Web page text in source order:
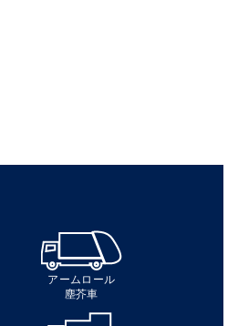
アームロール
塵芥車